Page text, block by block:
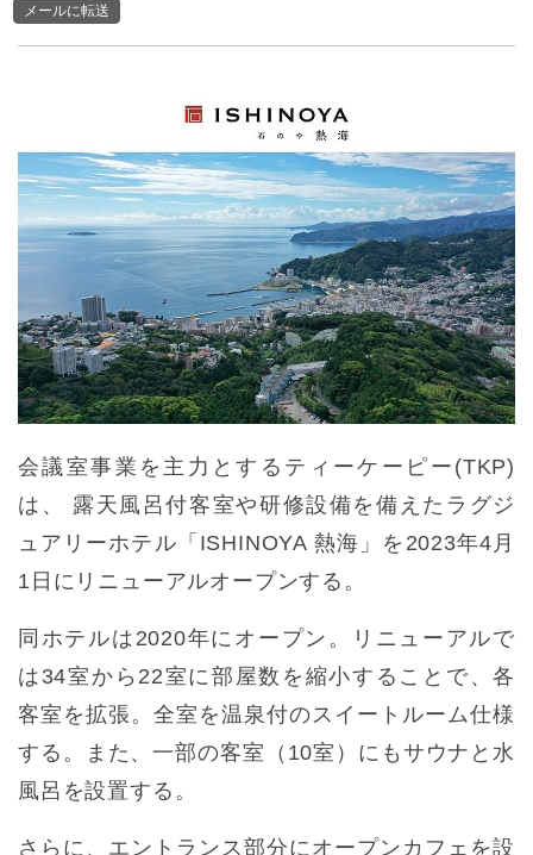
メールに転送
会議室事業を主力とするティーケーピー(TKP)
は、 露天風呂付客室や研修設備を備えたラグジ
ュアリーホテル「ISHINOYA 熱海」を2023年4月
1日にリニューアルオープンする。
同ホテルは2020年にオープン。リニューアルで
は34室から22室に部屋数を縮小することで、各
客室を拡張。全室を温泉付のスイートルーム仕様
する。また、一部の客室（10室）にもサウナと水
風呂を設置する。
さらに、エントランス部分にオープンカフェを設